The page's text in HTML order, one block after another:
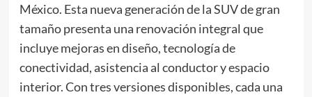
México. Esta nueva generación de la SUV de gran
tamaño presenta una renovación integral que
incluye mejoras en diseño, tecnología de
conectividad, asistencia al conductor y espacio
interior. Con tres versiones disponibles, cada una